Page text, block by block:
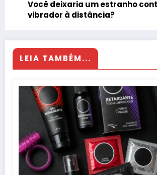
Você deixaria um estranho
vibrador à distância?
LEIA TAMBÉM...